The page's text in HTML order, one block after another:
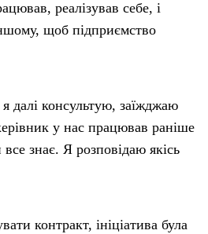
реалізував себе, і
щоб підприємство
далі консультую, заїжджаю
у нас працював раніше
знає. Я розповідаю якісь
контракт, ініціатива була